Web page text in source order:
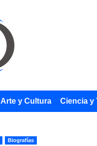
Arte y Cultura Ciencia y
Biografías